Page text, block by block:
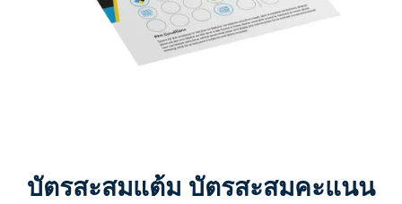
บัตรสะสมแต้ม บัตรสะสมคะแนน